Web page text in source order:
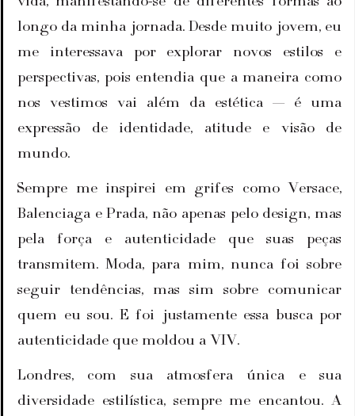
longo da minha jornada. Desde muito jovem, eu
me interessava por explorar novos estilos e
perspectivas, pois entendia que a maneira como
nos vestimos vai além da estética — é uma
expressão de identidade, atitude e visão de
mundo.
Sempre me inspirei em grifes como Versace,
Balenciaga e Prada, não apenas pelo design, mas
pela força e autenticidade que suas peças
transmitem. Moda, para mim, nunca foi sobre
seguir tendências, mas sim sobre comunicar
quem eu sou. E foi justamente essa busca por
autenticidade que moldou a VIV.
Londres, com sua atmosfera única e sua
diversidade estilística, sempre me encantou. A